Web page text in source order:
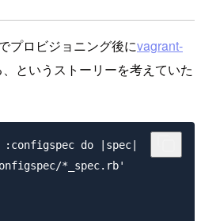
プロビジョニング後にvagrant-
というストーリーを考えていた
do |spec|
*_spec.rb'